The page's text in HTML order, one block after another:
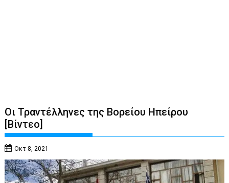
Οι Τραντέλληνες της Βορείου Ηπείρου
[Βίντεο]
Οκτ 8, 2021